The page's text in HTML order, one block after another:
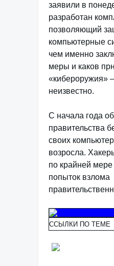
заявили в
разработан
позволяющий
компьютерные
чем именно
меры и каков
«кибероружия»
неизвестно.
С начала года
правительства
своих
возросла.
по крайней
попыток взлома
ССЫЛКИ ПО ТЕМЕ